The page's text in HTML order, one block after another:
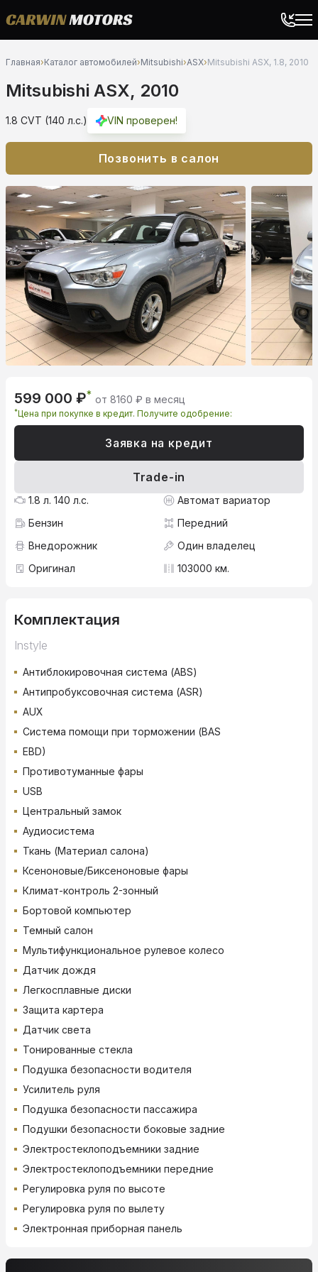
Главная›Каталог автомобилей›Mitsubishi›ASX›Mitsubishi ASX, 1.8, 2010
Mitsubishi ASX, 2010
1.8 CVT (140 л.с.) VIN проверен!
Позвонить в салон
599 000 ₽* от 8160 ₽ в месяц
*Цена при покупке в кредит. Получите одобрение:
Заявка на кредит
Trade-in
1.8 л. 140 л.с.
Автомат вариатор
Бензин
Передний
Внедорожник
Один владелец
Оригинал
103000 км.
Комплектация
Instyle
Антиблокировочная система (ABS)
Антипробуксовочная система (ASR)
AUX
Система помощи при торможении (BAS
EBD)
Противотуманные фары
USB
Центральный замок
Аудиосистема
Ткань (Материал салона)
Ксеноновые/Биксеноновые фары
Климат-контроль 2-зонный
Бортовой компьютер
Темный салон
Мультифункциональное рулевое колесо
Датчик дождя
Легкосплавные диски
Защита картера
Датчик света
Тонированные стекла
Подушка безопасности водителя
Усилитель руля
Подушка безопасности пассажира
Подушки безопасности боковые задние
Электростеклоподъемники задние
Электростеклоподъемники передние
Регулировка руля по высоте
Регулировка руля по вылету
Электронная приборная панель